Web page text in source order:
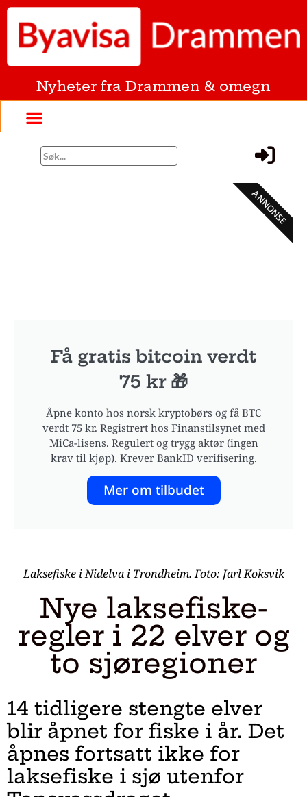
Nyheter fra Drammen & omegn
Få gratis bitcoin verdt
75 kr 🎁
Åpne konto hos norsk kryptobørs og få BTC
verdt 75 kr. Registrert hos Finanstilsynet med
MiCa-lisens. Regulert og trygg aktør (ingen
krav til kjøp). Krever BankID verifisering.
Mer om tilbudet
ANNONSE
Laksefiske i Nidelva i Trondheim. Foto: Jarl Koksvik
Nye laksefiske-
regler i 22 elver og
to sjøregioner
14 tidligere stengte elver
blir åpnet for fiske i år. Det
åpnes fortsatt ikke for
laksefiske i sjø utenfor